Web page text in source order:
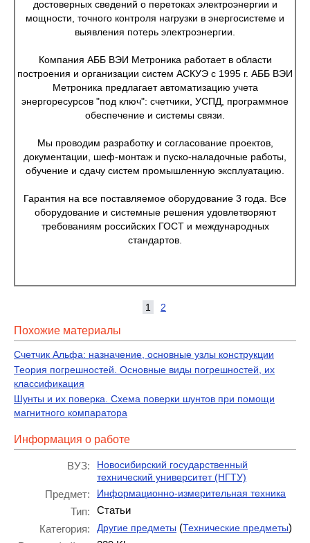
достоверных сведений о перетоках электроэнергии и
мощности, точного контроля нагрузки в энергосистеме и
выявления потерь электроэнергии.
Компания АББ ВЭИ Метроника работает в области
построения и организации систем АСКУЭ с 1995 г. АББ ВЭИ
Метроника предлагает автоматизацию учета
энергоресурсов "под ключ": счетчики, УСПД, программное
обеспечение и системы связи.
Мы проводим разработку и согласование проектов,
документации, шеф-монтаж и пуско-наладочные работы,
обучение и сдачу систем промышленную эксплуатацию.
Гарантия на все поставляемое оборудование 3 года. Все
оборудование и системные решения удовлетворяют
требованиям российских ГОСТ и международных
стандартов.
1 2
Похожие материалы
Счетчик Альфа: назначение, основные узлы конструкции
Теория погрешностей. Основные виды погрешностей, их
классификация
Шунты и их поверка. Схема поверки шунтов при помощи
магнитного компаратора
Информация о работе
ВУЗ:
Новосибирский государственный
технический университет (НГТУ)
Предмет: Информационно-измерительная техника
Тип:
Статьи
Категория:
Другие предметы (Технические предметы)